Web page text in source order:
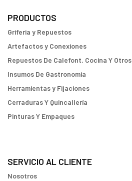
PRODUCTOS
Griferia y Repuestos
Artefactos y Conexiones
Repuestos De Calefont, Cocina Y Otros
Insumos De Gastronomia
Herramientas y Fijaciones
Cerraduras Y Quincallería
Pinturas Y Empaques
SERVICIO AL CLIENTE
Nosotros